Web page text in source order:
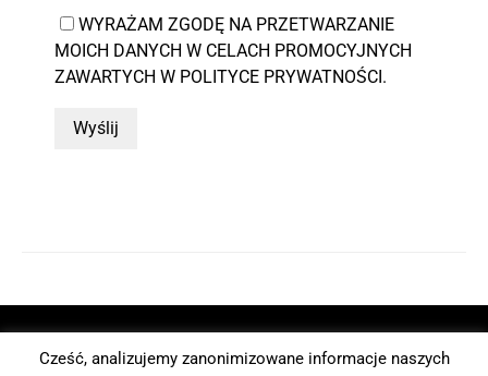
WYRAŻAM ZGODĘ NA PRZETWARZANIE
MOICH DANYCH W CELACH PROMOCYJNYCH
ZAWARTYCH W POLITYCE PRYWATNOŚCI.
Cześć, analizujemy zanonimizowane informacje naszych